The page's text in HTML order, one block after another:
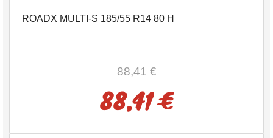
ROADX MULTI-S 185/55 R14 80 H
88,41 €
88,41 €